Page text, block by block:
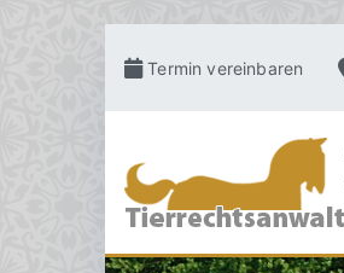
InhaltTermin vereinbaren